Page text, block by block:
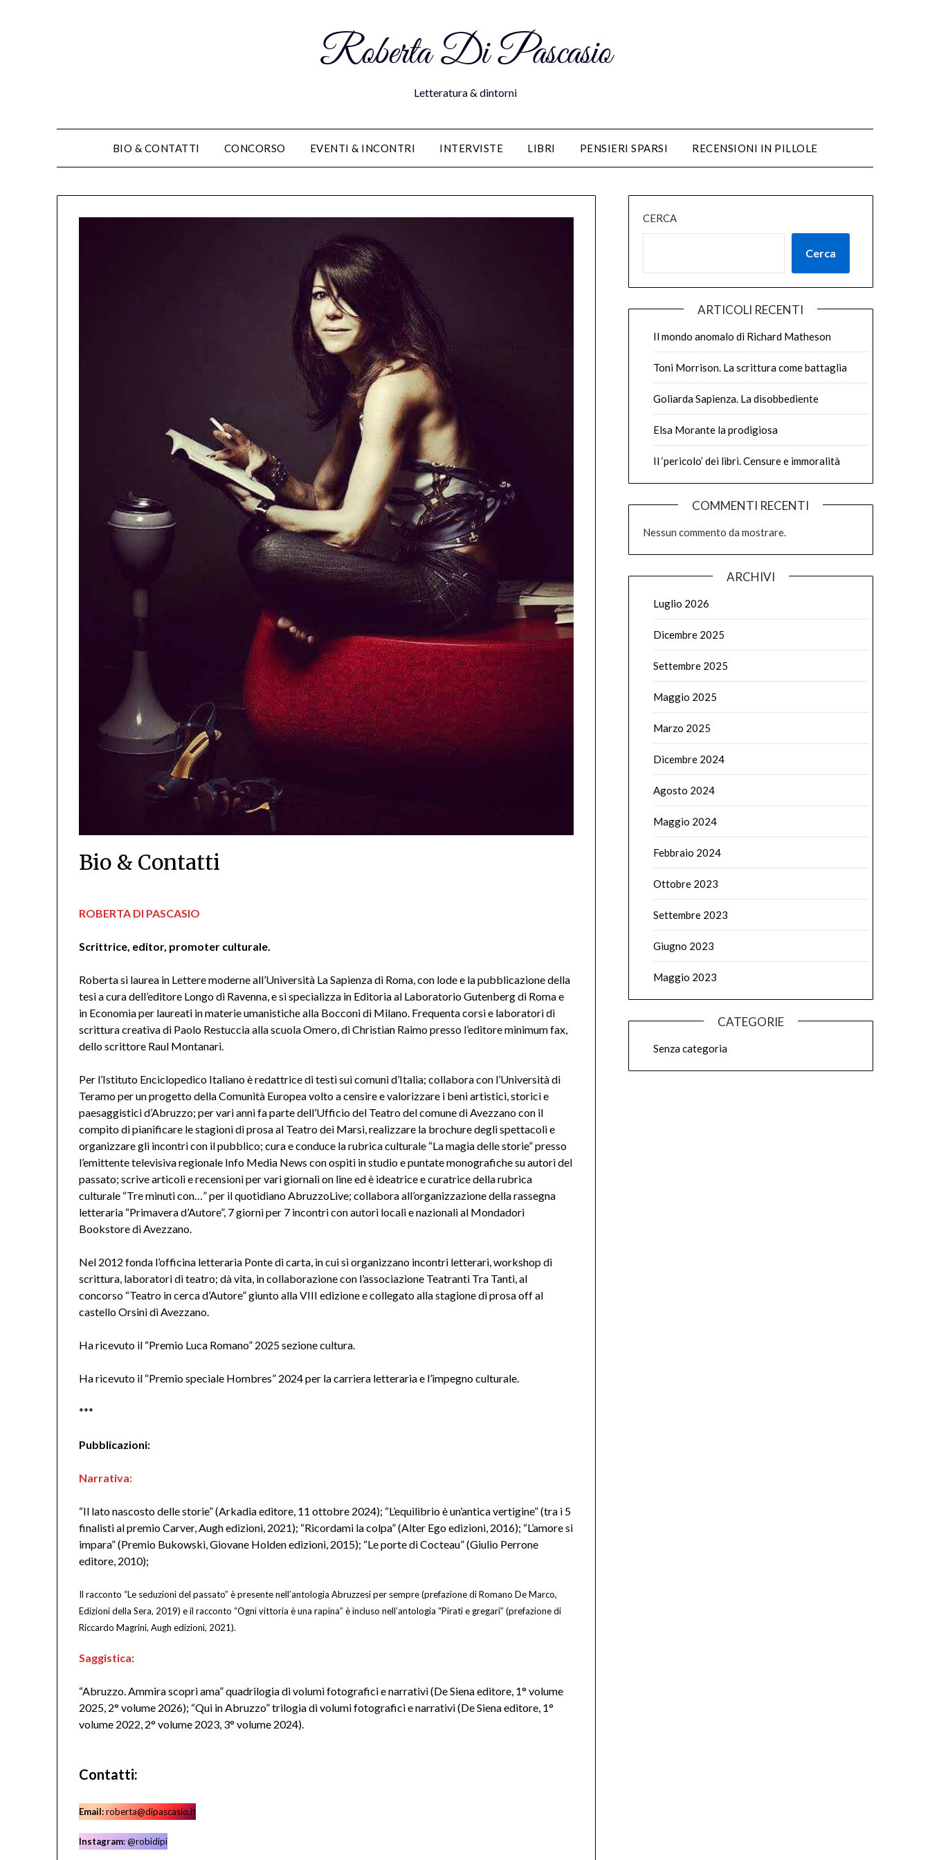
Roberta Di Pascasio
Letteratura & dintorni
BIO & CONTATTI CONCORSO EVENTI & INCONTRI INTERVISTE LIBRI PENSIERI SPARSI RECENSIONI IN PILLOLE
Bio & Contatti
ROBERTA DI PASCASIO
Scrittrice, editor, promoter culturale.
Roberta si laurea in Lettere moderne all’Università La Sapienza di Roma, con lode e la pubblicazione della
tesi a cura dell’editore Longo di Ravenna, e si specializza in Editoria al Laboratorio Gutenberg di Roma e
in Economia per laureati in materie umanistiche alla Bocconi di Milano. Frequenta corsi e laboratori di
scrittura creativa di Paolo Restuccia alla scuola Omero, di Christian Raimo presso l’editore minimum fax,
dello scrittore Raul Montanari.
Per l’Istituto Enciclopedico Italiano è redattrice di testi sui comuni d’Italia; collabora con l’Università di
Teramo per un progetto della Comunità Europea volto a censire e valorizzare i beni artistici, storici e
paesaggistici d’Abruzzo; per vari anni fa parte dell’Ufficio del Teatro del comune di Avezzano con il
compito di pianificare le stagioni di prosa al Teatro dei Marsi, realizzare la brochure degli spettacoli e
organizzare gli incontri con il pubblico; cura e conduce la rubrica culturale “La magia delle storie” presso
l’emittente televisiva regionale Info Media News con ospiti in studio e puntate monografiche su autori del
passato; scrive articoli e recensioni per vari giornali on line ed è ideatrice e curatrice della rubrica
culturale “Tre minuti con…” per il quotidiano AbruzzoLive; collabora all’organizzazione della rassegna
letteraria “Primavera d’Autore”, 7 giorni per 7 incontri con autori locali e nazionali al Mondadori
Bookstore di Avezzano.
Nel 2012 fonda l’officina letteraria Ponte di carta, in cui si organizzano incontri letterari, workshop di
scrittura, laboratori di teatro; dà vita, in collaborazione con l’associazione Teatranti Tra Tanti, al
concorso “Teatro in cerca d’Autore” giunto alla VIII edizione e collegato alla stagione di prosa off al
castello Orsini di Avezzano.
Ha ricevuto il “Premio Luca Romano” 2025 sezione cultura.
Ha ricevuto il “Premio speciale Hombres” 2024 per la carriera letteraria e l’impegno culturale.
***
Pubblicazioni:
Narrativa:
“Il lato nascosto delle storie” (Arkadia editore, 11 ottobre 2024); “L’equilibrio è un’antica vertigine” (tra i 5
finalisti al premio Carver, Augh edizioni, 2021); “Ricordami la colpa” (Alter Ego edizioni, 2016); “L’amore si
impara” (Premio Bukowski, Giovane Holden edizioni, 2015); “Le porte di Cocteau” (Giulio Perrone
editore, 2010);
Il racconto “Le seduzioni del passato” è presente nell’antologia Abruzzesi per sempre (prefazione di Romano De Marco,
Edizioni della Sera, 2019) e il racconto “Ogni vittoria è una rapina” è incluso nell’antologia “Pirati e gregari” (prefazione di
Riccardo Magrini, Augh edizioni, 2021).
Saggistica:
“Abruzzo. Ammira scopri ama” quadrilogia di volumi fotografici e narrativi (De Siena editore, 1° volume
2025, 2° volume 2026); “Qui in Abruzzo” trilogia di volumi fotografici e narrativi (De Siena editore, 1°
volume 2022, 2° volume 2023, 3° volume 2024).
Contatti:
Email:roberta@dipascasio.it
Instagram: @robidipi
CERCA
Cerca
ARTICOLI RECENTI
Il mondo anomalo di Richard Matheson
Toni Morrison. La scrittura come battaglia
Goliarda Sapienza. La disobbediente
Elsa Morante la prodigiosa
Il ‘pericolo’ dei libri. Censure e immoralità
COMMENTI RECENTI
Nessun commento da mostrare.
ARCHIVI
Luglio 2026
Dicembre 2025
Settembre 2025
Maggio 2025
Marzo 2025
Dicembre 2024
Agosto 2024
Maggio 2024
Febbraio 2024
Ottobre 2023
Settembre 2023
Giugno 2023
Maggio 2023
CATEGORIE
Senza categoria